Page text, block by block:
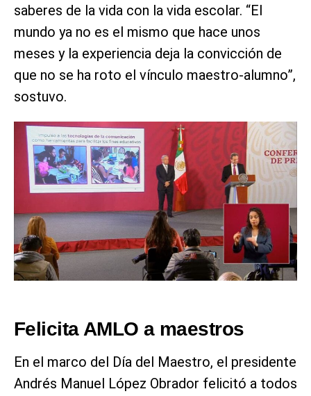
saberes de la vida con la vida escolar. “El
mundo ya no es el mismo que hace unos
meses y la experiencia deja la convicción de
que no se ha roto el vínculo maestro-alumno”,
sostuvo.
Felicita AMLO a maestros
En el marco del Día del Maestro, el presidente
Andrés Manuel López Obrador felicitó a todos